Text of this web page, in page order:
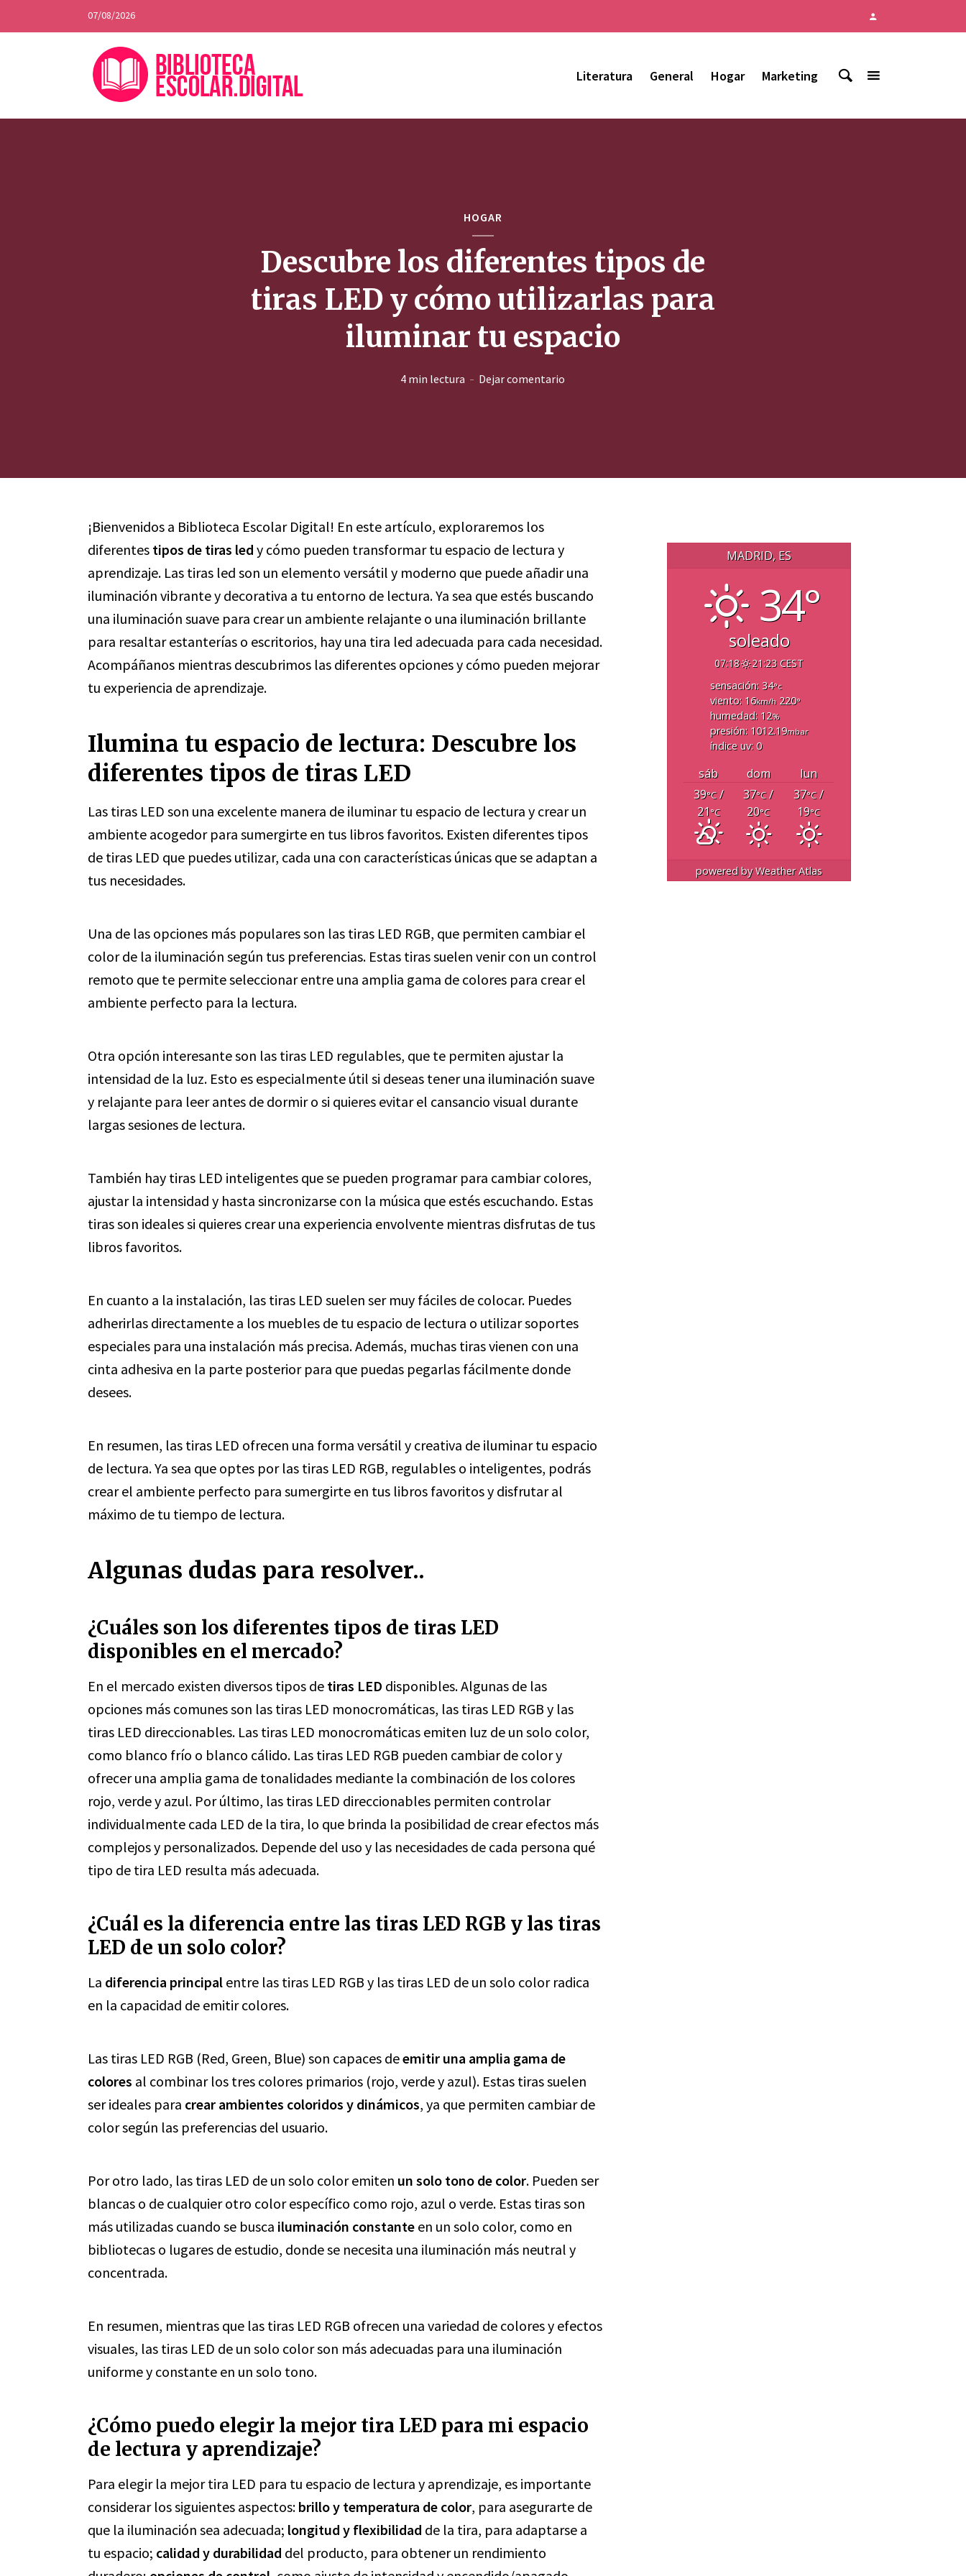
07/08/2026
Literatura General Hogar Marketing
HOGAR
Descubre los diferentes tipos de
tiras LED y cómo utilizarlas para
iluminar tu espacio
4 min lectura Dejar comentario
¡Bienvenidos a Biblioteca Escolar Digital! En este artículo, exploraremos los
diferentes tipos de tiras led y cómo pueden transformar tu espacio de lectura y
aprendizaje. Las tiras led son un elemento versátil y moderno que puede añadir una
iluminación vibrante y decorativa a tu entorno de lectura. Ya sea que estés buscando
una iluminación suave para crear un ambiente relajante o una iluminación brillante
para resaltar estanterías o escritorios, hay una tira led adecuada para cada necesidad.
Acompáñanos mientras descubrimos las diferentes opciones y cómo pueden mejorar
tu experiencia de aprendizaje.
Ilumina tu espacio de lectura: Descubre los
diferentes tipos de tiras LED
Las tiras LED son una excelente manera de iluminar tu espacio de lectura y crear un
ambiente acogedor para sumergirte en tus libros favoritos. Existen diferentes tipos
de tiras LED que puedes utilizar, cada una con características únicas que se adaptan a
tus necesidades.
Una de las opciones más populares son las tiras LED RGB, que permiten cambiar el
color de la iluminación según tus preferencias. Estas tiras suelen venir con un control
remoto que te permite seleccionar entre una amplia gama de colores para crear el
ambiente perfecto para la lectura.
Otra opción interesante son las tiras LED regulables, que te permiten ajustar la
intensidad de la luz. Esto es especialmente útil si deseas tener una iluminación suave
y relajante para leer antes de dormir o si quieres evitar el cansancio visual durante
largas sesiones de lectura.
También hay tiras LED inteligentes que se pueden programar para cambiar colores,
ajustar la intensidad y hasta sincronizarse con la música que estés escuchando. Estas
tiras son ideales si quieres crear una experiencia envolvente mientras disfrutas de tus
libros favoritos.
En cuanto a la instalación, las tiras LED suelen ser muy fáciles de colocar. Puedes
adherirlas directamente a los muebles de tu espacio de lectura o utilizar soportes
especiales para una instalación más precisa. Además, muchas tiras vienen con una
cinta adhesiva en la parte posterior para que puedas pegarlas fácilmente donde
desees.
En resumen, las tiras LED ofrecen una forma versátil y creativa de iluminar tu espacio
de lectura. Ya sea que optes por las tiras LED RGB, regulables o inteligentes, podrás
crear el ambiente perfecto para sumergirte en tus libros favoritos y disfrutar al
máximo de tu tiempo de lectura.
Algunas dudas para resolver..
¿Cuáles son los diferentes tipos de tiras LED
disponibles en el mercado?
En el mercado existen diversos tipos de tiras LED disponibles. Algunas de las
opciones más comunes son las tiras LED monocromáticas, las tiras LED RGB y las
tiras LED direccionables. Las tiras LED monocromáticas emiten luz de un solo color,
como blanco frío o blanco cálido. Las tiras LED RGB pueden cambiar de color y
ofrecer una amplia gama de tonalidades mediante la combinación de los colores
rojo, verde y azul. Por último, las tiras LED direccionables permiten controlar
individualmente cada LED de la tira, lo que brinda la posibilidad de crear efectos más
complejos y personalizados. Depende del uso y las necesidades de cada persona qué
tipo de tira LED resulta más adecuada.
¿Cuál es la diferencia entre las tiras LED RGB y las tiras
LED de un solo color?
La diferencia principal entre las tiras LED RGB y las tiras LED de un solo color radica
en la capacidad de emitir colores.
Las tiras LED RGB (Red, Green, Blue) son capaces deemitir una amplia gama de
colores al combinar los tres colores primarios (rojo, verde y azul). Estas tiras suelen
ser ideales para crear ambientes coloridos y dinámicos, ya que permiten cambiar de
color según las preferencias del usuario.
Por otro lado, las tiras LED de un solo color emiten un solo tono de color. Pueden ser
blancas o de cualquier otro color específico como rojo, azul o verde. Estas tiras son
más utilizadas cuando se busca iluminación constante en un solo color, como en
bibliotecas o lugares de estudio, donde se necesita una iluminación más neutral y
concentrada.
En resumen, mientras que las tiras LED RGB ofrecen una variedad de colores y efectos
visuales, las tiras LED de un solo color son más adecuadas para una iluminación
uniforme y constante en un solo tono.
¿Cómo puedo elegir la mejor tira LED para mi espacio
de lectura y aprendizaje?
Para elegir la mejor tira LED para tu espacio de lectura y aprendizaje, es importante
considerar los siguientes aspectos: brillo y temperatura de color, para asegurarte de
que la iluminación sea adecuada; longitud y flexibilidad de la tira, para adaptarse a
tu espacio; calidad y durabilidad del producto, para obtener un rendimiento
MADRID, ES
34°
soleado
07:18
21:23 CEST
sensación: 34°c
viento: 16km/h220°
humedad: 12%
presión: 1012.19mbar
índice uv: 0
sáb dom
lun
39°C/
21°C
37°C/
20°C
37°C/
19°C
powered byWeather Atlas